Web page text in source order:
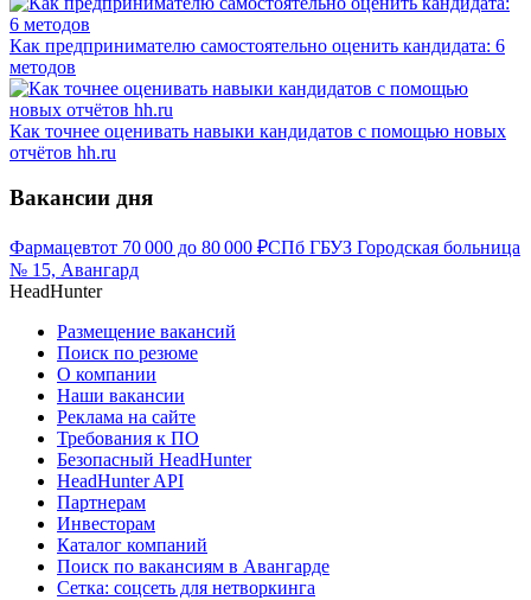
Как предпринимателю самостоятельно оценить кандидата: 6
методов
Как точнее оценивать навыки кандидатов с помощью новых
отчётов hh.ru
Вакансии дня
Фармацевтот 70 000 до 80 000 ₽СПб ГБУЗ Городская больница
№ 15, Авангард
HeadHunter
Размещение вакансий
Поиск по резюме
О компании
Наши вакансии
Реклама на сайте
Требования к ПО
Безопасный HeadHunter
HeadHunter API
Партнерам
Инвесторам
Каталог компаний
Поиск по вакансиям в Авангарде
Сетка: соцсеть для нетворкинга